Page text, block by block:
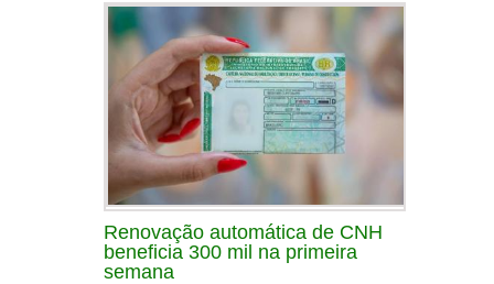
Renovação automática de CNH
beneficia 300 mil na primeira
semana